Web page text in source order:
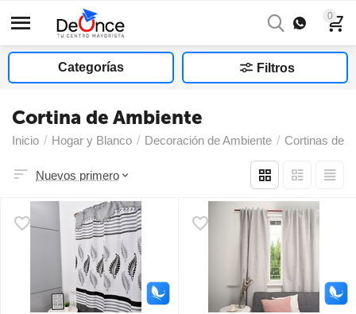
0
Categorías Filtros
Cortina de Ambiente
Inicio / Hogar y Blanco / Decoración de Ambiente / Cortinas de
Nuevos primero